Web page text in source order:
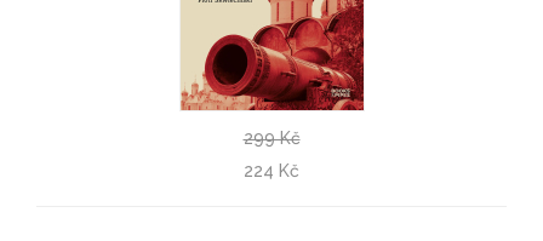
Piotr Skwieciński
Konec ruského světa?
299 Kč
224 Kč